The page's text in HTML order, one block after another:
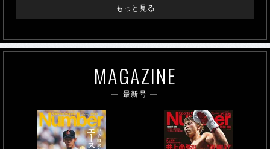
もっと見る
MAGAZINE
最新号